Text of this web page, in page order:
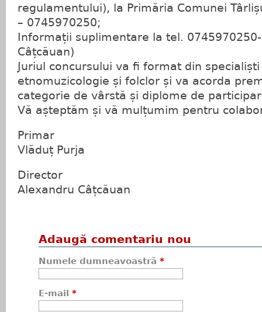
regulamentului), la Primăria Comunei
– 0745970250;
Informații suplimentare la tel.
Câțcăuan)
Juriul concursului va fi format din
etnomuzicologie și folclor și va acorda
categorie de vârstă și diplome de
Vă așteptăm și vă mulțumim pentru
Primar
Vlăduț Purja
Director
Alexandru Câțcăuan
Adaugă comentariu nou
Numele dumneavoastră *
E-mail *